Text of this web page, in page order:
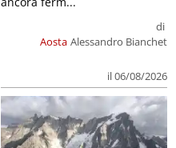
Aosta
di
Alessandro Bianchet
il 06/08/2026